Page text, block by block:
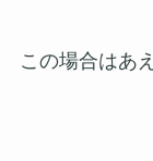
この場合はあ